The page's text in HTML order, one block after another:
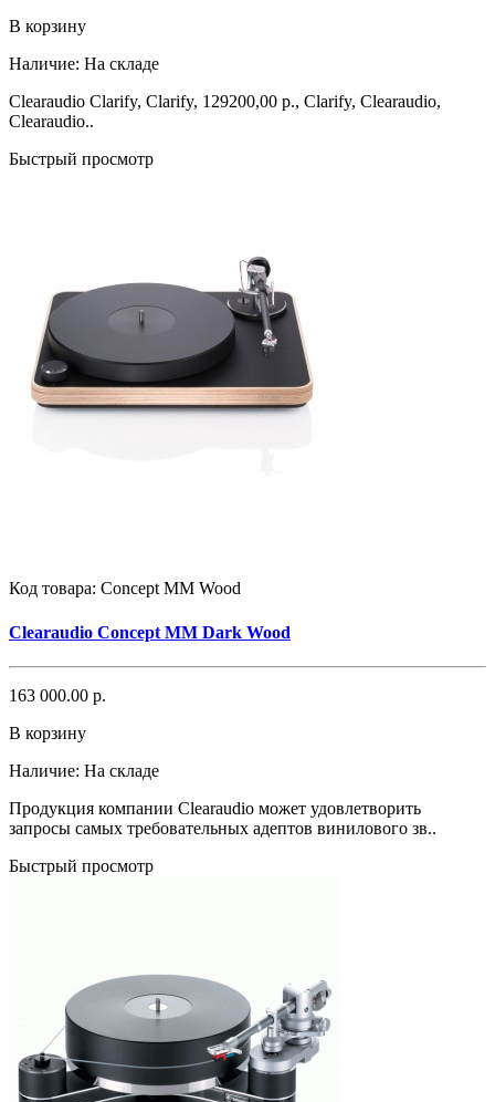
В корзину
Наличие: На складе
Clearaudio Clarify, Clarify, 129200,00 р., Clarify, Clearaudio,
Clearaudio..
Быстрый просмотр
Код товара: Concept MM Wood
Clearaudio Concept MM Dark Wood
163 000.00 р.
В корзину
Наличие: На складе
Продукция компании Clearaudio может удовлетворить
запросы самых требовательных адептов винилового зв..
Быстрый просмотр